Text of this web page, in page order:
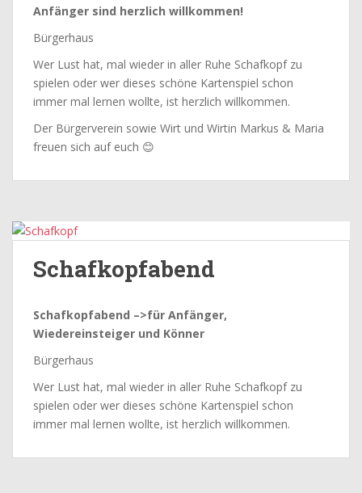
Anfänger sind herzlich willkommen!
Bürgerhaus
Wer Lust hat, mal wieder in aller Ruhe Schafkopf zu
spielen oder wer dieses schöne Kartenspiel schon
immer mal lernen wollte, ist herzlich willkommen.
Der Bürgerverein sowie Wirt und Wirtin Markus & Maria
freuen sich auf euch 😊
Schafkopfabend
Schafkopfabend –>für Anfänger,
Wiedereinsteiger und Könner
Bürgerhaus
Wer Lust hat, mal wieder in aller Ruhe Schafkopf zu
spielen oder wer dieses schöne Kartenspiel schon
immer mal lernen wollte, ist herzlich willkommen.